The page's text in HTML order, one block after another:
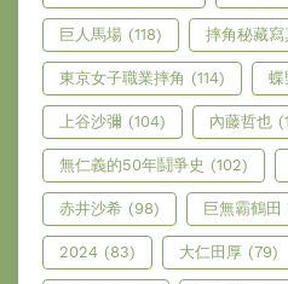
巨人馬場 (118) 摔角秘藏寫
東京女子職業摔角 (114) 蝶
上谷沙彌 (104) 內藤哲也
無仁義的50年鬪爭史 (102)
赤井沙希 (98) 巨無霸鶴田
2024 (83) 大仁田厚 (79)